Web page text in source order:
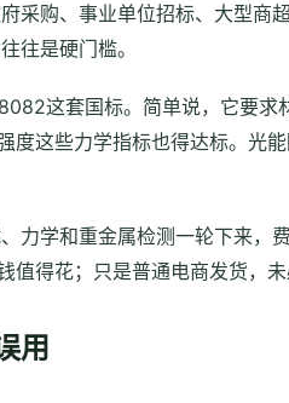
采购、事业单位招标、大型商
往是硬门槛。
这套国标。简单说，它要求
度这些力学指标也得达标。光
力学和重金属检测一轮下来，
得花；只是普通电商发货，未
用